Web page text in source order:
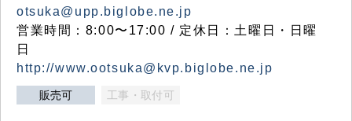
otsuka@upp.biglobe.ne.jp
営業時間：8:00〜17:00 / 定休日：土曜日・日曜
日
http://www.ootsuka@kvp.biglobe.ne.jp
販売可 工事・取付可